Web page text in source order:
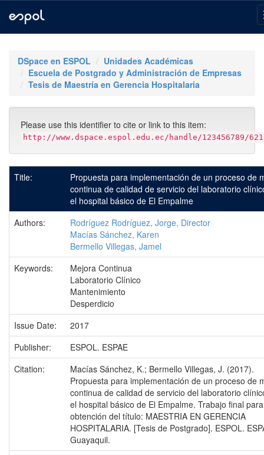
navigationDSpace en ESPOL
Unidades Académicas
Escuela de Postgrado y Administración de Empresas
Tesis de Maestría en Gerencia Hospitalaria
Please use this identifier to cite or link to this item:
http://www.dspace.espol.edu.ec/handle/123456789/
Title:
Propuesta para implementación de un proceso de
continua de calidad de servicio del laboratorio
el hospital básico de El Empalme
Authors:
Rodríguez Rodríguez, Jorge, Director
Macías Sánchez, Karen
Bermello Villegas, Jamel
Keywords:
Mejora Continua
Laboratorio Clínico
Mantenimiento
Desperdicio
Issue Date:
2017
Publisher:
ESPOL. ESPAE
Citation:
Macías Sánchez, K.; Bermello Villegas, J. (2017).
Propuesta para implementación de un proceso de
continua de calidad de servicio del laboratorio
el hospital básico de El Empalme. Trabajo final
obtención del título: MAESTRIA EN GERENCIA
HOSPITALARIA. [Tesis de Postgrado]. ESPOL.
Guayaquil.